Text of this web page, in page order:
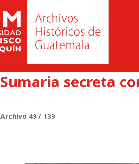
Sumaria secreta
Archivo 49 / 139